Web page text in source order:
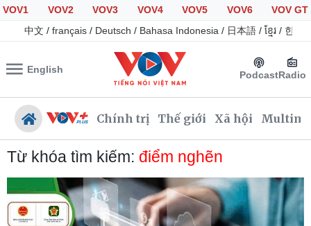
VOV1 VOV2 VOV3 VOV4 VOV5 VOV6
VOV GT
中文 / français / Deutsch / Bahasa Indonesia / 日本語 / ខ្មែរ / 한국
English PodcastRadio
Chính trị Thế giới Xã hội
Chính trị
Đảng
Xã hội
Tin 24h
Từ khóa tìm kiếm: điểm nghẽn